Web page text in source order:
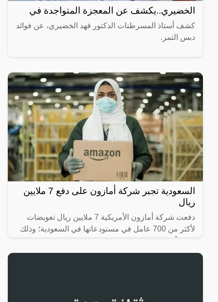
الخضيري..يكشف عن المعجزة المتواجدة في
كشف أستاذ المسرطنات الدكتور فهد الخضيري، عن فوائد
دبس التمر.
السعودية تجبر شركة أمازون على دفع 7 ملايين
ريال
دفعت شركة أمازون الأمريكية 7 ملايين ريال تعويضات
لأكثر من 700 عامل في مستودعاتها في السعودية؛ وذلك
قانونية؛